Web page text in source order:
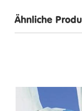
Ähnliche